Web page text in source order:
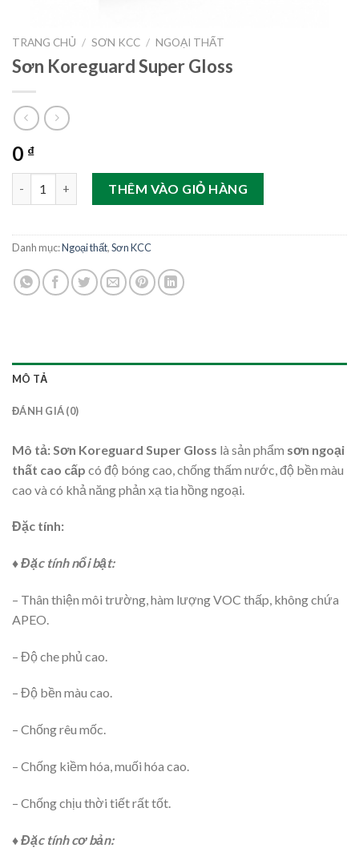
TRANG CHỦ / SƠN KCC / NGOẠI THẤT
Sơn Koreguard Super Gloss
0 ₫
Sơn Koreguard Super Gloss số lượng
THÊM VÀO GIỎ HÀNG
Danh mục:Ngoại thất,Sơn KCC
MÔ TẢ
ĐÁNH GIÁ (0)
Mô tả: Sơn Koreguard Super Gloss là sản phẩm sơn ngoại
thất cao cấp có độ bóng cao, chống thấm nước, độ bền màu
cao và có khả năng phản xạ tia hồng ngoại.
Đặc tính:
♦ Đặc tính nổi bật:
– Thân thiện môi trường, hàm lượng VOC thấp, không chứa
APEO.
– Độ che phủ cao.
– Độ bền màu cao.
– Chống rêu mốc.
– Chống kiềm hóa, muối hóa cao.
– Chống chịu thời tiết rất tốt.
♦ Đặc tính cơ bản: